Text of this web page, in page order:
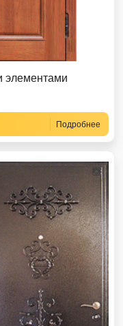
элементами
Подробнее